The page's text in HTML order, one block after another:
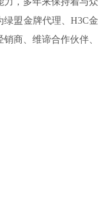
盟金牌代理、H3C金
商、维谛合作伙伴、